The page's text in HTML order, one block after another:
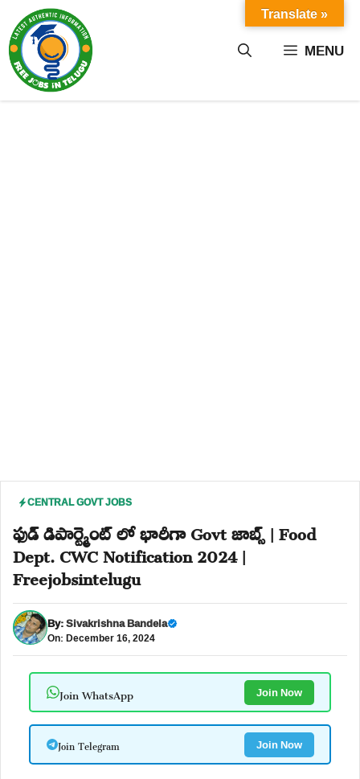
content MENU
CENTRAL GOVT JOBS
ఫుడ్ డిపార్ట్మెంట్ లో భారీగా Govt జాబ్స్ | Food
Dept. CWC Notification 2024 |
Freejobsintelugu
By:Sivakrishna Bandela
On: December 16, 2024
Join WhatsApp Join Now
Join Telegram Join Now
Translate »